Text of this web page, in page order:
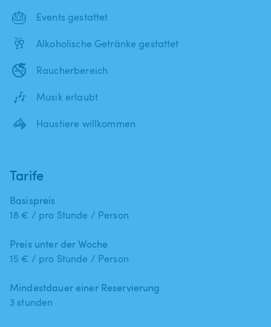
🎂 Events gestattet
🥂 Alkoholische Getränke gestattet
🚭 Raucherbereich
🎶 Musik erlaubt
🦓 Haustiere willkommen
Tarife
Basispreis
18 € / pro Stunde / Person
Preis unter der Woche
15 € / pro Stunde / Person
Mindestdauer einer Reservierung
3 stunden